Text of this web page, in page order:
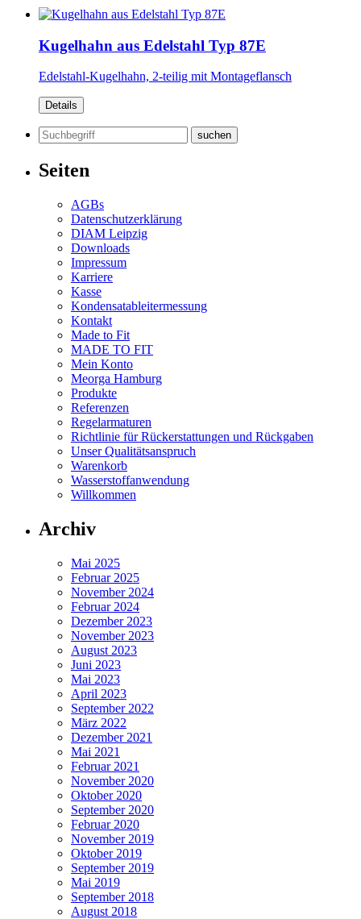
Kugelhahn aus Edelstahl Typ 87E
Edelstahl-Kugelhahn, 2-teilig mit Montageflansch
Details
Suchen
nach:
Seiten
AGBs
Datenschutzerklärung
DIAM Leipzig
Downloads
Impressum
Karriere
Kasse
Kondensatableitermessung
Kontakt
Made to Fit
MADE TO FIT
Mein Konto
Meorga Hamburg
Produkte
Referenzen
Regelarmaturen
Richtlinie für Rückerstattungen und Rückgaben
Unser Qualitätsanspruch
Warenkorb
Wasserstoffanwendung
Willkommen
Archiv
Mai 2025
Februar 2025
November 2024
Februar 2024
Dezember 2023
November 2023
August 2023
Juni 2023
Mai 2023
April 2023
September 2022
März 2022
Dezember 2021
Mai 2021
Februar 2021
November 2020
Oktober 2020
September 2020
Februar 2020
November 2019
Oktober 2019
September 2019
Mai 2019
September 2018
August 2018